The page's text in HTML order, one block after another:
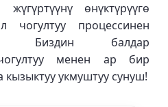
өнүктүрүүгө
чогултуу процессинен
Биздин балдар
менен ар бир
кызыктуу укмуштуу сунуш!